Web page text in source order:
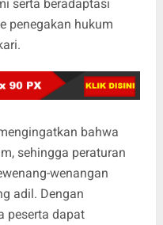
serta beradaptasi
penegakan hukum
bahwa
sehingga peraturan
wenangan
adil. Dengan
peserta dapat